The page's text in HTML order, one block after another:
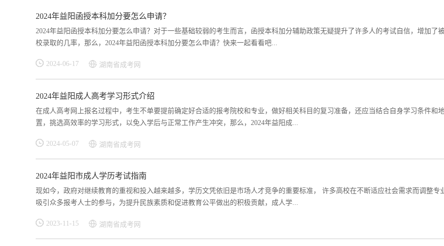
2024年益阳函授本科加分要怎么申请？
2024年益阳函授本科加分要怎么申请？对于一些基础较弱的考生而言，函授本科加分辅助政策无疑提升了许多人的考试自信，增加了
校录取的几率，那么，2024年益阳函授本科加分要怎么申请？快来一起看看吧...
2024-06-17 湖南省成考网
2024年益阳成人高考学习形式介绍
在成人高考网上报名过程中，考生不单要提前确定好合适的报考院校和专业，做好相关科目的复习准备，还应当结合自身学习条件和
置，挑选高效率的学习形式，以免入学后与正常工作产生冲突，那么，2024年益阳成...
2024-05-07 湖南省成考网
2024年益阳市成人学历考试指南
现如今，政府对继续教育的重视和投入越来越多，学历文凭依旧是市场人才竞争的重要标准， 许多高校在不断适应社会需求而调整专
吸引众多报考人士的参与，为提升民族素质和促进教育公平做出的积极贡献，成人学...
2023-11-15 湖南省成考网